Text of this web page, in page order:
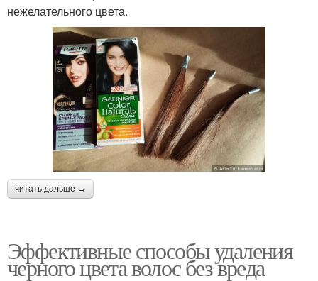
нежелательного цвета.
читать дальше →
Эффективные способы удаления
черного цвета волос без вреда